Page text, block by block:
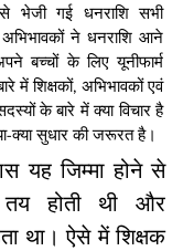
भेजी गई धनराशि सभी
अभिभावकों ने धनराशि आने
बच्चों के लिए यूनीफार्म
में शिक्षकों, अभिभावकों एवं
के बारे में क्या विचार है
क्या सुधार की जरूरत है।
यह जिम्मा होने से
तय होती थी और
था। ऐसे में शिक्षक